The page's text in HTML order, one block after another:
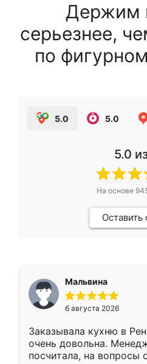
Держим
серьезнее,
по
5.0 5.0
5.0
На основе
Оставить
Мальвина
6 августа 2026
Заказывала кухню в
очень довольна.
посчитала, на вопросы